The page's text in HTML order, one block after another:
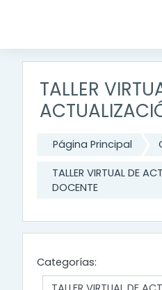
TALLER
Página Principal
TALLER VIRTUAL DE
DOCENTE
Categorías: